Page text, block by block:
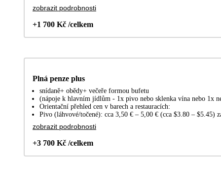
zobrazit podrobnosti
+1 700 Kč /celkem
Plná penze plus
snídaně+ obědy+ večeře formou bufetu
(nápoje k hlavním jídlům - 1x pivo nebo sklenka vína nebo 1x
Orientační přehled cen v barech a restauracích:
Pivo (láhvové/točené): cca 3,50 € – 5,00 € (cca $3.80 – $5.45)
zobrazit podrobnosti
+3 700 Kč /celkem